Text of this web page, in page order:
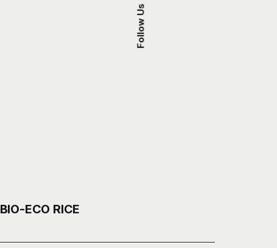
Follow Us
BIO-ECO RICE